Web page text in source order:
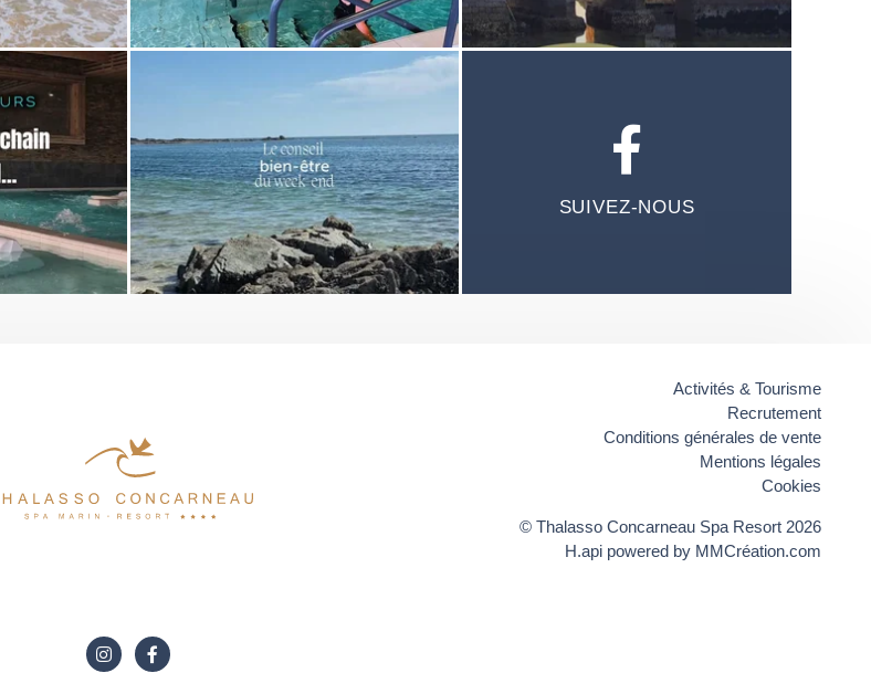
SUIVEZ-NOUS
Activités & Tourisme
Recrutement
Conditions générales de vente
Mentions légales
Cookies
© Thalasso Concarneau Spa Resort 2026
H.api powered by MMCréation.com